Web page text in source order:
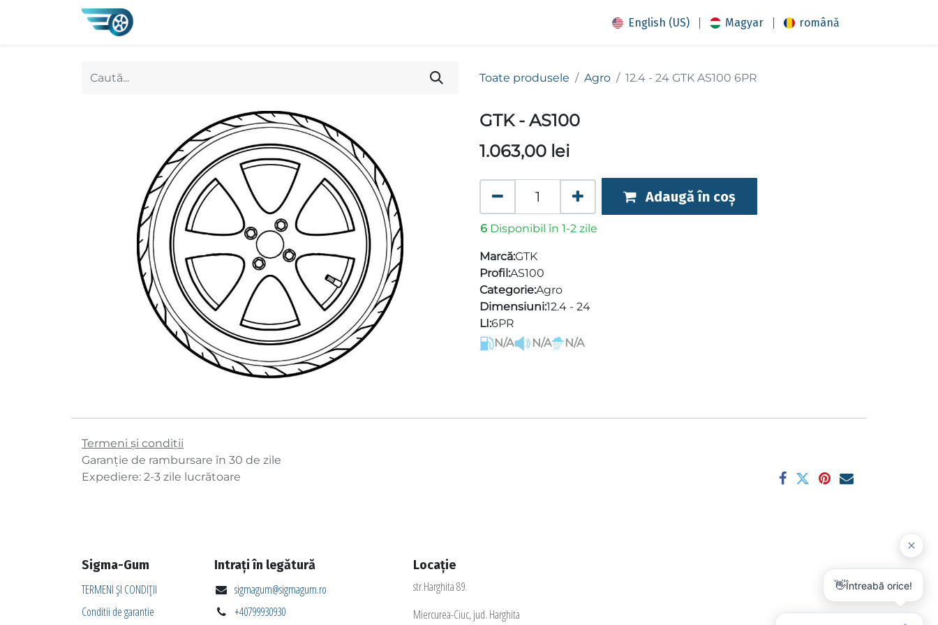
English (US) | Magyar | română
Toate produsele Agro 12.4 - 24 GTK AS100 6PR
GTK - AS100
1.063,00 lei
Adaugă în coș
6 Disponibil în 1-2 zile
Marcă:GTK
Profil:AS100
Categorie:Agro
Dimensiuni:12.4 - 24
LI:6PR
N/A
N/A N/A
Termeni și condiții
Garanție de rambursare în 30 de zile
Expediere: 2-3 zile lucrătoare
Sigma-Gum
TERMENI ȘI CONDIȚII
Conditii de garantie
Intrați în legătură
sigmagum@sigmagum.ro
+40799930930
Locație
str.Harghita 89.
Miercurea-Ciuc, jud. Harghita